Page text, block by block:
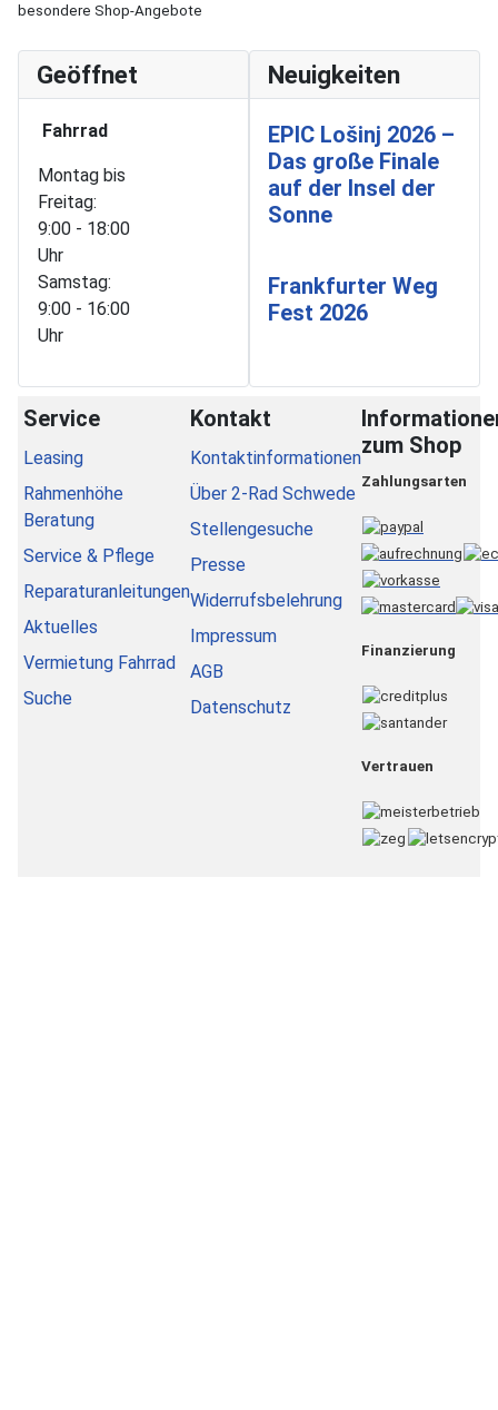
besondere Shop-Angebote
Geöffnet
Fahrrad
Montag bis
Freitag:
9:00 - 18:00
Uhr
Samstag:
9:00 - 16:00
Uhr
Neuigkeiten
EPIC Lošinj 2026 –
Das große Finale
auf der Insel der
Sonne
Frankfurter Weg
Fest 2026
Service
Leasing
Rahmenhöhe
Beratung
Service & Pflege
Reparaturanleitungen
Aktuelles
Vermietung Fahrrad
Suche
Kontakt
Kontaktinformationen
Über 2-Rad Schwede
Stellengesuche
Presse
Widerrufsbelehrung
Impressum
AGB
Datenschutz
zum Shop
Zahlungsarten
Finanzierung
Vertrauen